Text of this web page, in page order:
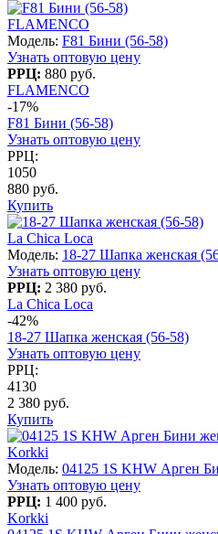
FLAMENCO
Модель: F81 Бини (56-58)
Узнать оптовую цену
РРЦ: 880 руб.
FLAMENCO
-17%
F81 Бини (56-58)
Узнать оптовую цену
РРЦ:
1050
880 руб.
Купить
La Chica Loca
Модель: 18-27 Шапка женская
Узнать оптовую цену
РРЦ: 2 380 руб.
La Chica Loca
-42%
18-27 Шапка женская (56-58)
Узнать оптовую цену
РРЦ:
4130
2 380 руб.
Купить
Korkki
Модель: 04125 1S KHW Арген
Узнать оптовую цену
РРЦ: 1 400 руб.
Korkki